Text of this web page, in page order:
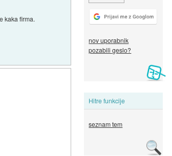
nov uporabnik
pozabili geslo?
Hitre funkcije
seznam tem
kaka firma.